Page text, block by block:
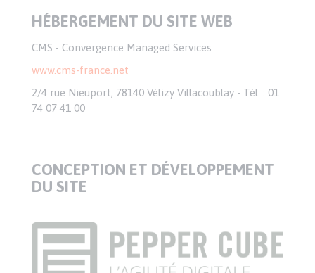
HÉBERGEMENT DU SITE WEB
CMS - Convergence Managed Services
www.cms-france.net
2/4 rue Nieuport, 78140 Vélizy Villacoublay - Tél. : 01
74 07 41 00
CONCEPTION ET DÉVELOPPEMENT
DU SITE